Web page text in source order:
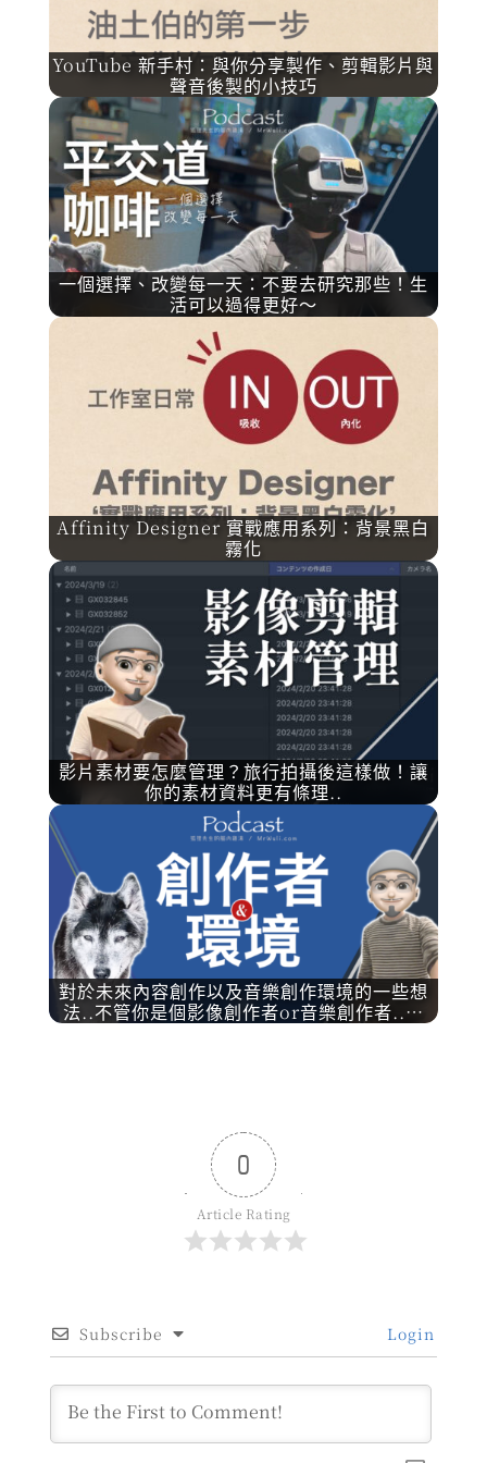
YouTube 新手村：與你分享製作、剪輯影片與
聲音後製的小技巧
一個選擇、改變每一天：不要去研究那些！生
活可以過得更好～
Affinity Designer 實戰應用系列：背景黑白
霧化
影片素材要怎麼管理？旅行拍攝後這樣做！讓
你的素材資料更有條理..
對於未來內容創作以及音樂創作環境的一些想
法..不管你是個影像創作者or音樂創作者..…
0
Article Rating
Subscribe Login